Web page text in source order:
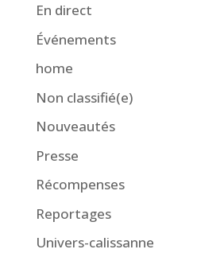
En direct
Événements
home
Non classifié(e)
Nouveautés
Presse
Récompenses
Reportages
Univers-calissanne